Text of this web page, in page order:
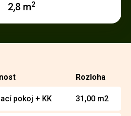
2,8 m2
Rozloha
pokoj + KK 31,00 m2